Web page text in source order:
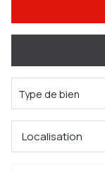
Du neuf
De l'immo pro
Type de bien
Localisation